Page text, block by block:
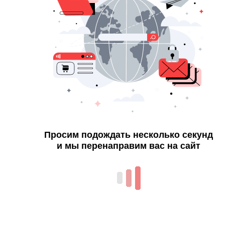
Просим подождать несколько секунд
и мы перенаправим вас на сайт